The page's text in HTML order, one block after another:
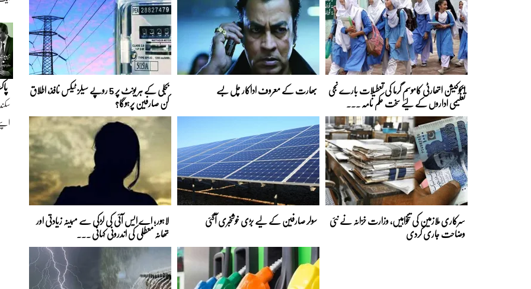
ایجوکیشن اتھارٹی کاموسمِ گرما کی تعطیلات بارے نجی
تعلیمی اداروں کے لیے سخت حکم نامہ ...
بھارت کے معروف اداکار چل بسے بجلی کے ہر یونٹ پر 5 روپے سیلز ٹیکس نافذ، اطلاق
کن صارفین پرہوگا؟
سرکاری ملازمین کی تنخواہیں، وزارت خزانہ نے نئی
وضاحت جاری کردی
سولر صارفین کے لیے بڑی خوشخبری آگئی لاہور؛ اے ایس آئی کی لڑکی سے مبینہ زیادتی اور
تھانہ معطلی کی اندرونی کہانی ...